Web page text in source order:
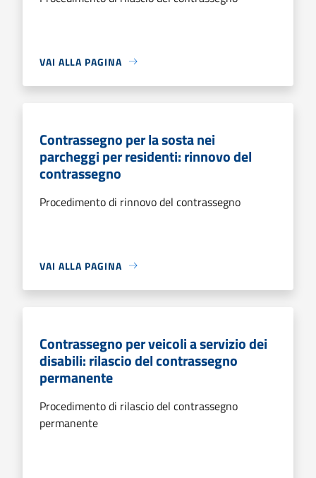
VAI ALLA PAGINA
Contrassegno per la sosta nei
parcheggi per residenti: rinnovo del
contrassegno
Procedimento di rinnovo del contrassegno
VAI ALLA PAGINA
Contrassegno per veicoli a servizio dei
disabili: rilascio del contrassegno
permanente
Procedimento di rilascio del contrassegno
permanente